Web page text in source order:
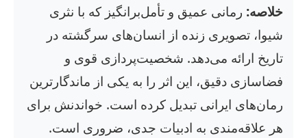
خلاصه: رمانی عمیق و تأمل‌برانگیز که با نثری
شیوا، تصویری زنده از انسان‌های سرگشته در
تاریخ ارائه می‌دهد. شخصیت‌پردازی قوی و
فضاسازی دقیق، این اثر را به یکی از ماندگارترین
رمان‌های ایرانی تبدیل کرده است. خواندنش برای
هر علاقه‌مندی به ادبیات جدی، ضروری است.